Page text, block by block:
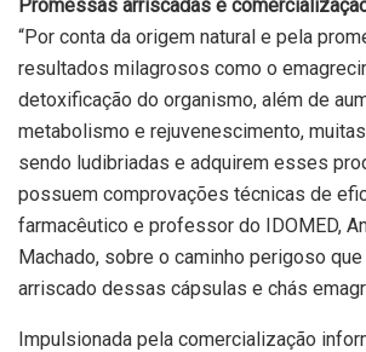
Promessas arriscadas e
“Por conta da origem natural e pela
resultados milagrosos como o
detoxificação do organismo, além de
metabolismo e rejuvenescimento,
sendo ludibriadas e adquirem esses
possuem comprovações técnicas de
farmacêutico e professor do IDOMED,
Machado, sobre o caminho perigoso
arriscado dessas cápsulas e chás
Impulsionada pela comercialização